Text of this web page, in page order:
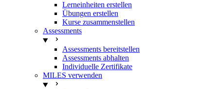
Lerneinheiten erstellen
Übungen erstellen
Kurse zusammenstellen
Assessments
Assessments bereitstellen
Assessments abhalten
Individuelle Zertifikate
MILES verwenden